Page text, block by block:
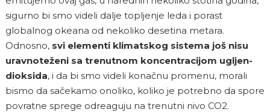
sigurno bi smo videli dalje topljenje leda i porast
globalnog okeana od nekoliko desetina metara.
Odnosno, svi elementi klimatskog sistema još nisu
uravnoteženi sa trenutnom koncentracijom ugljen-
dioksida, i da bi smo videli konačnu promenu, morali
bismo da sačekamo onoliko, koliko je potrebno da spore
povratne sprege odreaguju na trenutni nivo CO2.